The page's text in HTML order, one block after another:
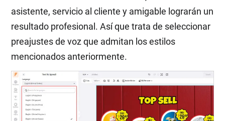
asistente, servicio al cliente y amigable lograrán un
resultado profesional. Así que trata de seleccionar
preajustes de voz que admitan los estilos
mencionados anteriormente.